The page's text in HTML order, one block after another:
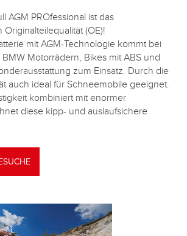
AGM PROfessional ist das
(OE)!
mit AGM-Technologie kommt bei
Motorrädern, Bikes mit ABS und
zum Einsatz. Durch die
auch ideal für Schneemobile geeignet.
kombiniert mit enormer
diese kipp- und auslaufsichere